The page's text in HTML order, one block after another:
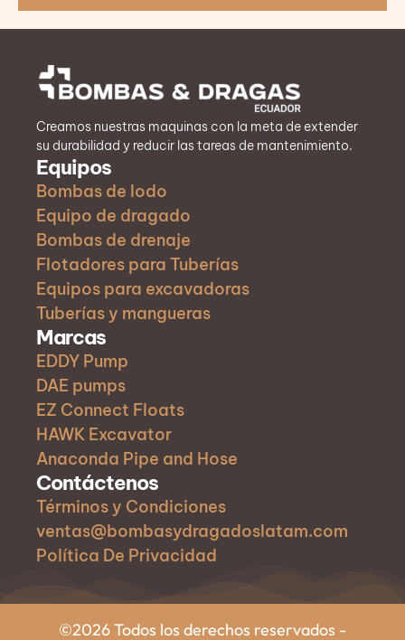
Creamos nuestras maquinas con la meta de extender
su durabilidad y reducir las tareas de mantenimiento.
Equipos
Bombas de lodo
Equipo de dragado
Bombas de drenaje
Flotadores para Tuberías
Equipos para excavadoras
Tuberías y mangueras
Marcas
EDDY Pump
DAE pumps
EZ Connect Floats
HAWK Excavator
Anaconda Pipe and Hose
Contáctenos
Términos y Condiciones
ventas@bombasydragadoslatam.com
Política De Privacidad
©2026 Todos los derechos reservados -